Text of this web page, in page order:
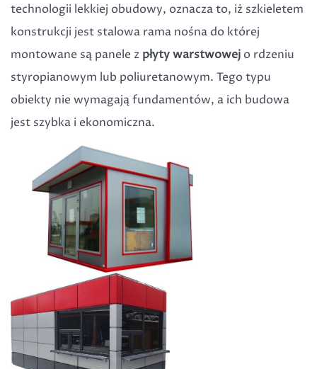
technologii lekkiej obudowy, oznacza to, iż szkieletem
konstrukcji jest stalowa rama nośna do której
montowane są panele z płyty warstwowej o rdzeniu
styropianowym lub poliuretanowym. Tego typu
obiekty nie wymagają fundamentów, a ich budowa
jest szybka i ekonomiczna.